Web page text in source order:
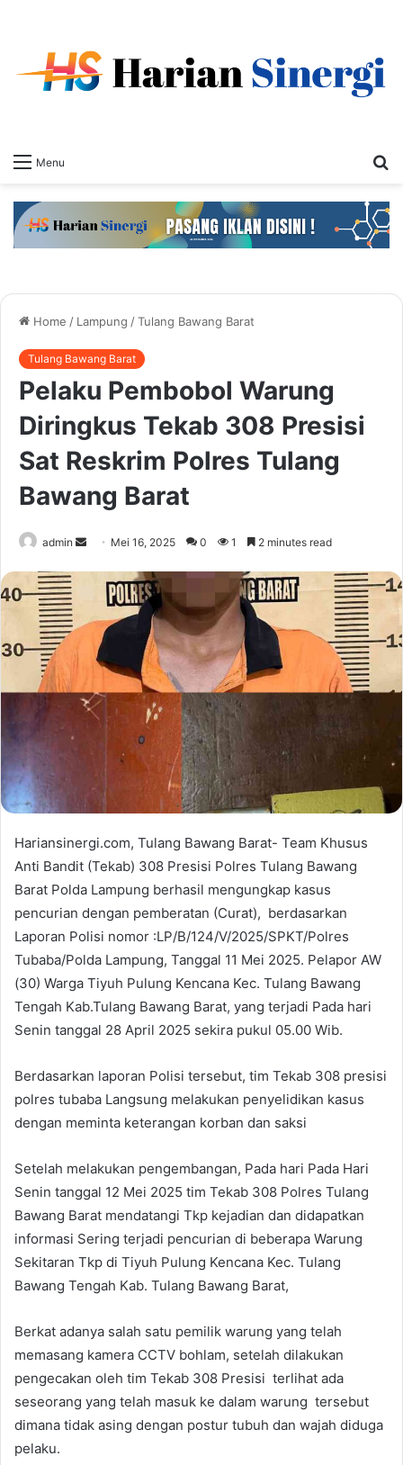
Menu
Home / Lampung /Tulang Bawang Barat
Tulang Bawang Barat
Pelaku Pembobol Warung
Diringkus Tekab 308 Presisi
Sat Reskrim Polres Tulang
Bawang Barat
admin
Send
email
Mei 16, 2025 0 1 2 minutes read
Hariansinergi.com, Tulang Bawang Barat- Team Khusus
Anti Bandit (Tekab) 308 Presisi Polres Tulang Bawang
Barat Polda Lampung berhasil mengungkap kasus
pencurian dengan pemberatan (Curat), berdasarkan
Laporan Polisi nomor :LP/B/124/V/2025/SPKT/Polres
Tubaba/Polda Lampung, Tanggal 11 Mei 2025. Pelapor AW
(30) Warga Tiyuh Pulung Kencana Kec. Tulang Bawang
Tengah Kab.Tulang Bawang Barat, yang terjadi Pada hari
Senin tanggal 28 April 2025 sekira pukul 05.00 Wib.
Berdasarkan laporan Polisi tersebut, tim Tekab 308 presisi
polres tubaba Langsung melakukan penyelidikan kasus
dengan meminta keterangan korban dan saksi
Setelah melakukan pengembangan, Pada hari Pada Hari
Senin tanggal 12 Mei 2025 tim Tekab 308 Polres Tulang
Bawang Barat mendatangi Tkp kejadian dan didapatkan
informasi Sering terjadi pencurian di beberapa Warung
Sekitaran Tkp di Tiyuh Pulung Kencana Kec. Tulang
Bawang Tengah Kab. Tulang Bawang Barat,
Berkat adanya salah satu pemilik warung yang telah
memasang kamera CCTV bohlam, setelah dilakukan
pengecakan oleh tim Tekab 308 Presisi terlihat ada
seseorang yang telah masuk ke dalam warung tersebut
dimana tidak asing dengan postur tubuh dan wajah diduga
pelaku.